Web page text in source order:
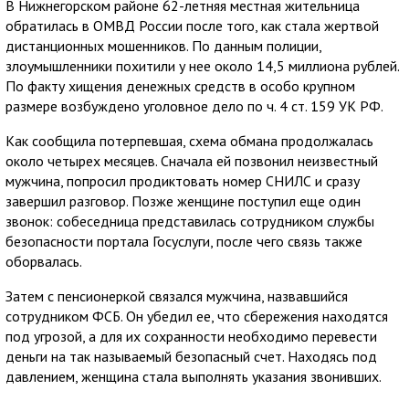
В Нижнегорском районе 62-летняя местная жительница
обратилась в ОМВД России после того, как стала жертвой
дистанционных мошенников. По данным полиции,
злоумышленники похитили у нее около 14,5 миллиона рублей.
По факту хищения денежных средств в особо крупном
размере возбуждено уголовное дело по ч. 4 ст. 159 УК РФ.
Как сообщила потерпевшая, схема обмана продолжалась
около четырех месяцев. Сначала ей позвонил неизвестный
мужчина, попросил продиктовать номер СНИЛС и сразу
завершил разговор. Позже женщине поступил еще один
звонок: собеседница представилась сотрудником службы
безопасности портала Госуслуги, после чего связь также
оборвалась.
Затем с пенсионеркой связался мужчина, назвавшийся
сотрудником ФСБ. Он убедил ее, что сбережения находятся
под угрозой, а для их сохранности необходимо перевести
деньги на так называемый безопасный счет. Находясь под
давлением, женщина стала выполнять указания звонивших.